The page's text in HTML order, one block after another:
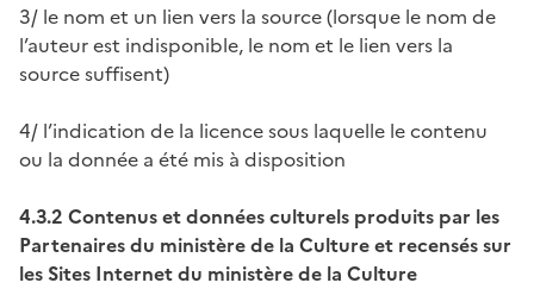
3/ le nom et un lien vers la source (lorsque le nom de
l’auteur est indisponible, le nom et le lien vers la
source suffisent)
4/ l’indication de la licence sous laquelle le contenu
ou la donnée a été mis à disposition
4.3.2 Contenus et données culturels produits par les
Partenaires du ministère de la Culture et recensés sur
les Sites Internet du ministère de la Culture